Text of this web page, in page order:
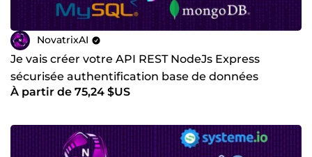
NovatrixAI
Je vais créer votre API REST NodeJs Express
sécurisée authentification base de données
livraison
À partir de 75,24 $US